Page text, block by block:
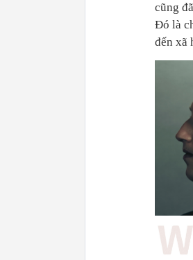
cũng
Đó là
đến xã